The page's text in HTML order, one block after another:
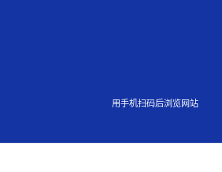
用手机扫码后浏览网站